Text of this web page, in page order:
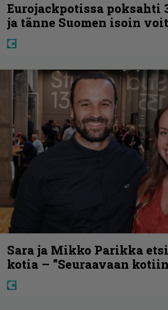
Eurojackpotissa poksahti
ja tänne Suomen isoin
Sara ja Mikko Parikka
kotia – ”Seuraavaan